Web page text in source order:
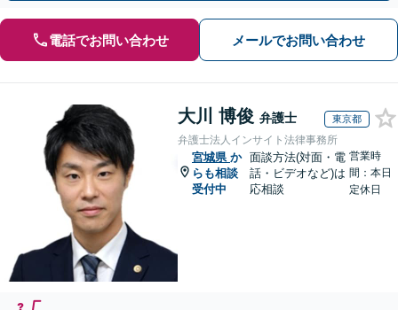
電話でお問い合わせ メールでお問い合わせ
大川 博俊 弁護士 東京都
弁護士法人インサイト法律事務所
宮城県 か
らも相談
受付中
面談方法(対面・電
話・ビデオなど)は
応相談
営業時
間：本日
定休日